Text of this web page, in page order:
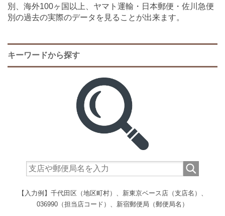
別、海外100ヶ国以上、ヤマト運輸・日本郵便・佐川急便
別の過去の実際のデータを見ることが出来ます。
キーワードから探す
【入力例】千代田区（地区町村）、新東京ベース店（支店名）、
036990（担当店コード）、新宿郵便局（郵便局名）